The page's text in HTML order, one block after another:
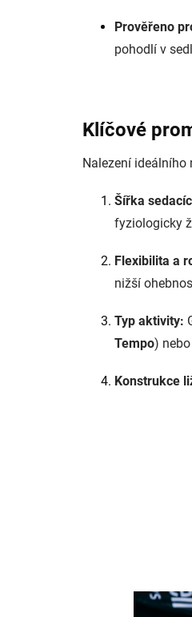
Prověřeno
pohodlí v
Klíčové
Nalezení ideálního
Šířka
fyziologicky
Flexibilita a
nižší
Typ aktivity:
Tempo)
Konstrukce